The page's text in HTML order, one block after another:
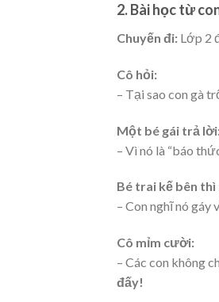
2. Bài học từ
Chuyến đi: Lớp 2
Cô hỏi:
– Tại sao con gà
Một bé gái trả
– Vì nó là “báo
Bé trai kế bên thì
– Con nghĩ nó gáy
Cô mỉm cười:
– Các con không
đấy!